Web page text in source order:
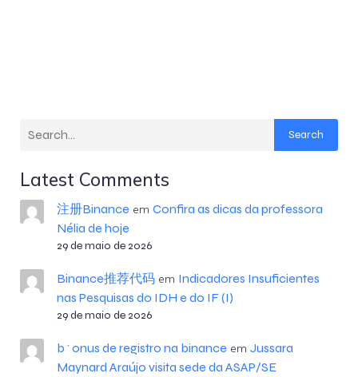
Search
Latest Comments
注册Binance em Confira as dicas da professora
Nélia de hoje
29 de maio de 2026
Binance推荐代码em Indicadores Insuficientes
nas Pesquisas do IDH e do IF (I)
29 de maio de 2026
b^onus de registro na binance em Jussara
Maynard Araújo visita sede da ASAP/SE